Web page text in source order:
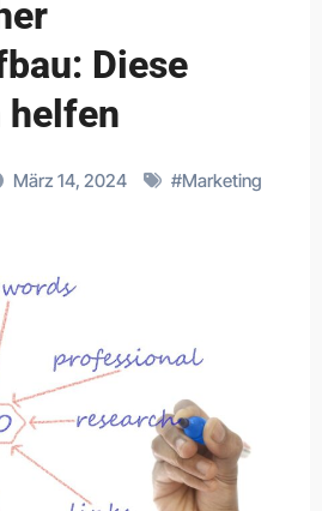
Diese
helfen
März 14, 2024 #Marketing